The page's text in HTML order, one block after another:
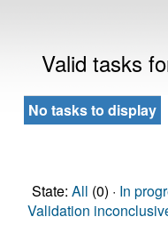
Valid tasks
No tasks to display
State: All (0) · In
Validation